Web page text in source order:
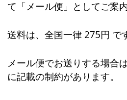
て「メール便」としてご案
送料は、全国一律 275円 で
メール便でお送りする場合
に記載の制約があります。